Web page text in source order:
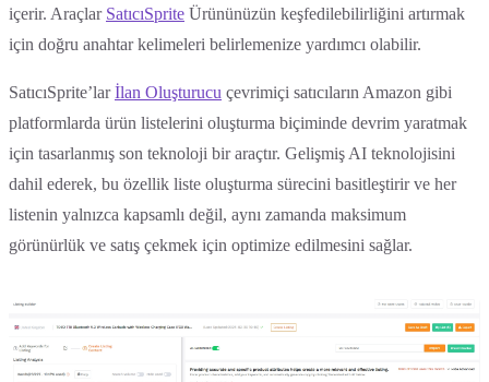
içerir. Araçlar SatıcıSprite Ürününüzün keşfedilebilirliğini artırmak
için doğru anahtar kelimeleri belirlemenize yardımcı olabilir.
SatıcıSprite’larİlan Oluşturucu çevrimiçi satıcıların Amazon gibi
platformlarda ürün listelerini oluşturma biçiminde devrim yaratmak
için tasarlanmış son teknoloji bir araçtır. Gelişmiş AI teknolojisini
dahil ederek, bu özellik liste oluşturma sürecini basitleştirir ve her
listenin yalnızca kapsamlı değil, aynı zamanda maksimum
görünürlük ve satış çekmek için optimize edilmesini sağlar.